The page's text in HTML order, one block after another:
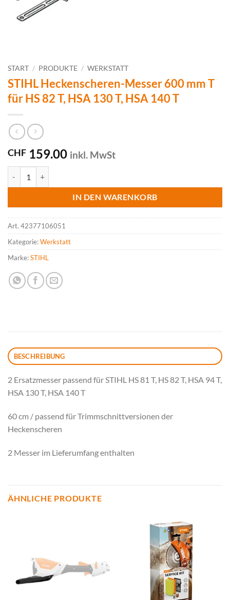
START / PRODUKTE / WERKSTATT
STIHL Heckenscheren-Messer 600 mm T
für HS 82 T, HSA 130 T, HSA 140 T
CHF 159.00 inkl. MwSt
IN DEN WARENKORB
Art. 42377106051
Kategorie:Werkstatt
Marke:STIHL
BESCHREIBUNG
2 Ersatzmesser passend für STIHL HS 81 T, HS 82 T, HSA 94 T,
HSA 130 T, HSA 140 T
60 cm / passend für Trimmschnittversionen der
Heckenscheren
2 Messer im Lieferumfang enthalten
ÄHNLICHE PRODUKTE